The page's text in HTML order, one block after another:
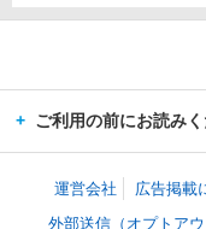
ご利用の前にお読みく
運営会社 広告掲載
外部送信（オプトアウ